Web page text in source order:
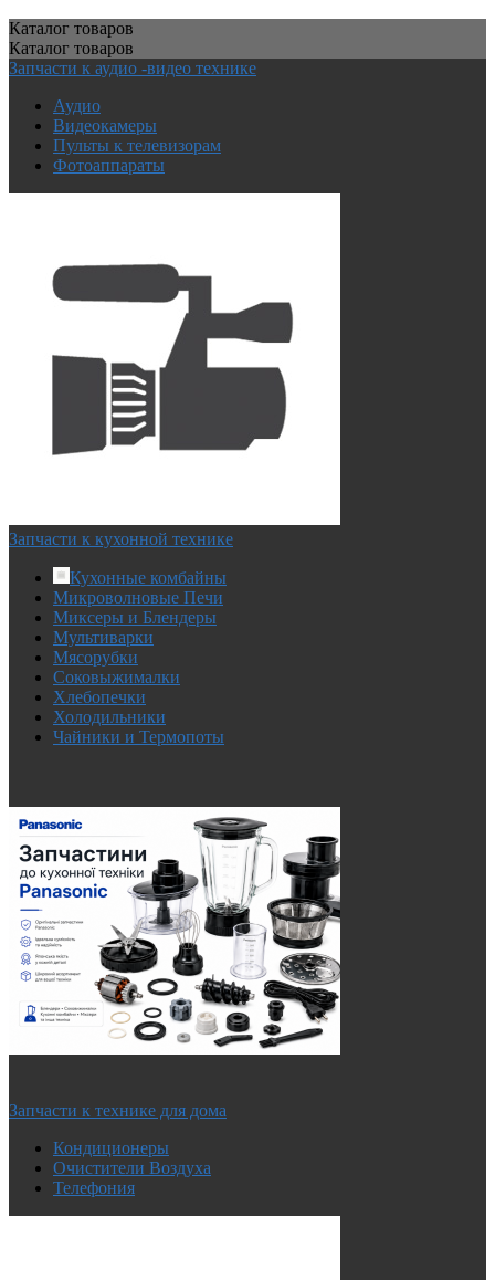
Каталог товаров
Каталог товаров
Запчасти к аудио -видео технике
Аудио
Видеокамеры
Пульты к телевизорам
Фотоаппараты
Запчасти к кухонной технике
Кухонные комбайны
Микроволновые Печи
Миксеры и Блендеры
Мультиварки
Мясорубки
Соковыжималки
Хлебопечки
Холодильники
Чайники и Термопоты
Запчасти к технике для дома
Кондиционеры
Очистители Воздуха
Телефония